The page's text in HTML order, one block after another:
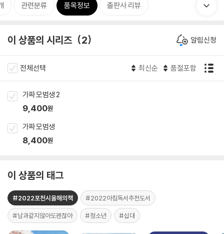
관련분류 품목정보 출판사 리뷰
이 상품의 시리즈 2 알림신청
전체선택 최신순 품절포함
가짜 모범생 2
9,400원
가짜 모범생
8,400원
이 상품의 태그
#2022포천시올해의책 #2022아침독서추천도서
#남과같지않아도괜찮아 #청소년 #십대